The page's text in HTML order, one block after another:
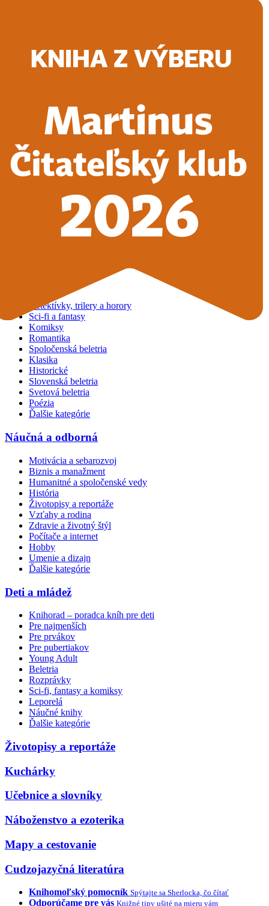
Vyhľadávanie
Prihlásiť
Vyhľadávanie
Detektívky, trilery a horory
Sci-fi a fantasy
Komiksy
Romantika
Spoločenská beletria
Klasika
Historické
Slovenská beletria
Svetová beletria
Poézia
Ďalšie kategórie
Náučná a odborná
Motivácia a sebarozvoj
Biznis a manažment
Humanitné a spoločenské vedy
História
Životopisy a reportáže
Vzťahy a rodina
Zdravie a životný štýl
Počítače a internet
Hobby
Umenie a dizajn
Ďalšie kategórie
Deti a mládež
Knihorad – poradca kníh pre deti
Pre najmenších
Pre prvákov
Pre pubertiakov
Young Adult
Beletria
Rozprávky
Sci-fi, fantasy a komiksy
Leporelá
Náučné knihy
Ďalšie kategórie
Životopisy a reportáže
Kuchárky
Učebnice a slovníky
Náboženstvo a ezoterika
Mapy a cestovanie
Cudzojazyčná literatúra
Knihomoľský pomocník Spýtajte sa Sherlocka, čo čítať
Odporúčame pre vás Knižné tipy ušité na mieru vám